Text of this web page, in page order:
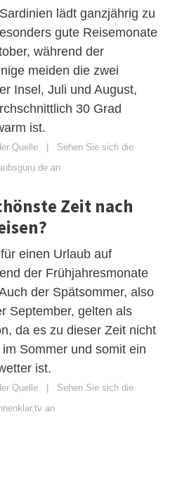
lädt ganzjährig zu
gute Reisemonate
während der
meiden die zwei
Insel, Juli und August,
30 Grad
ist.
Quelle
Sehen Sie sich die
an
Zeit nach
einen Urlaub auf
der Frühjahresmonate
der Spätsommer, also
September, gelten als
da es zu dieser Zeit nicht
Sommer und somit ein
ist.
Quelle
Sehen Sie sich die
an